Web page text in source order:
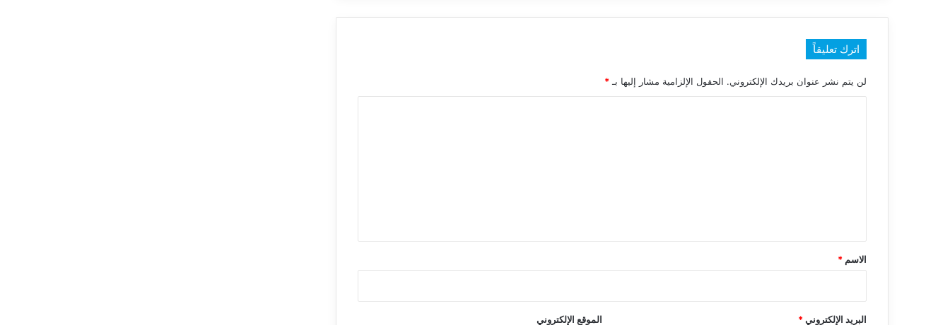
اترك تعليقاً
لن يتم نشر عنوان بريدك الإلكتروني. الحقول الإلزامية مشار إليها بـ *
*
الاسم *
البريد الإلكتروني* الموقع الإلكتروني